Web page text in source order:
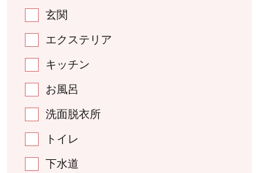
玄関
エクステリア
キッチン
お風呂
洗面脱衣所
トイレ
下水道